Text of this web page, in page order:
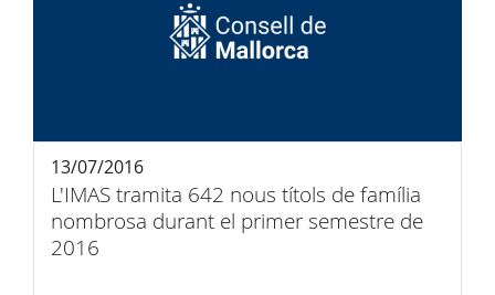
L'IMAS tramita 642 nous títols de família
nombrosa durant el primer semestre de
2016
13/07/2016